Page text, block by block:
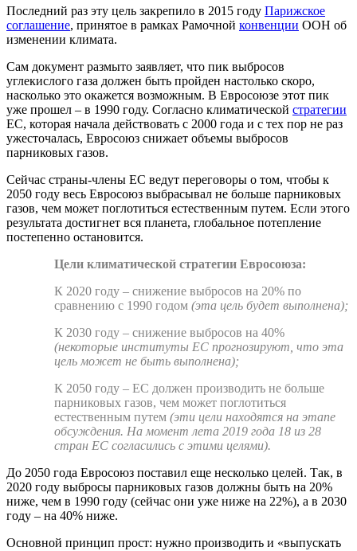
Последний раз эту цель закрепило в 2015 году Парижское
соглашение, принятое в рамках Рамочной конвенции ООН об
изменении климата.
Сам документ размыто заявляет, что пик выбросов
углекислого газа должен быть пройден настолько скоро,
насколько это окажется возможным. В Евросоюзе этот пик
уже прошел – в 1990 году. Согласно климатической стратегии
ЕС, которая начала действовать с 2000 года и с тех пор не раз
ужесточалась, Евросоюз снижает объемы выбросов
парниковых газов.
Сейчас страны-члены ЕС ведут переговоры о том, чтобы к
2050 году весь Евросоюз выбрасывал не больше парниковых
газов, чем может поглотиться естественным путем. Если этого
результата достигнет вся планета, глобальное потепление
постепенно остановится.
Цели климатической стратегии Евросоюза:
К 2020 году – снижение выбросов на 20% по
сравнению с 1990 годом (эта цель будет выполнена);
К 2030 году – снижение выбросов на 40%
(некоторые институты ЕС прогнозируют, что эта
цель может не быть выполнена);
К 2050 году – ЕС должен производить не больше
парниковых газов, чем может поглотиться
естественным путем (эти цели находятся на этапе
обсуждения. На момент лета 2019 года 18 из 28
стран ЕС согласились с этими целями).
До 2050 года Евросоюз поставил еще несколько целей. Так, в
2020 году выбросы парниковых газов должны быть на 20%
ниже, чем в 1990 году (сейчас они уже ниже на 22%), а в 2030
году – на 40% ниже.
Основной принцип прост: нужно производить и «выпускать